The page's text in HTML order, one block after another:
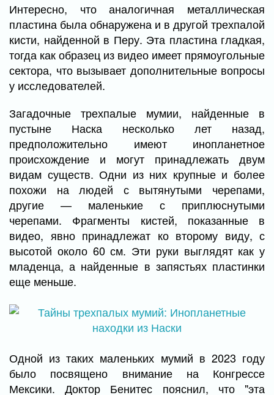
Интересно, что аналогичная металлическая
пластина была обнаружена и в другой трехпалой
кисти, найденной в Перу. Эта пластина гладкая,
тогда как образец из видео имеет прямоугольные
сектора, что вызывает дополнительные вопросы
у исследователей.
Загадочные трехпалые мумии, найденные в
пустыне Наска несколько лет назад,
предположительно имеют инопланетное
происхождение и могут принадлежать двум
видам существ. Одни из них крупные и более
похожи на людей с вытянутыми черепами,
другие — маленькие с приплюснутыми
черепами. Фрагменты кистей, показанные в
видео, явно принадлежат ко второму виду, с
высотой около 60 см. Эти руки выглядят как у
младенца, а найденные в запястьях пластинки
еще меньше.
Одной из таких маленьких мумий в 2023 году
было посвящено внимание на Конгрессе
Мексики. Доктор Бенитес пояснил, что "эта